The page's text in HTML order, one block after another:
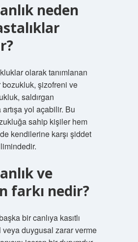
neden
olarak tanımlanan
şizofreni ve
saldırgan
yol açabilir. Bu
sahip kişiler hem
kendilerine karşı şiddet
ve
farkı nedir?
bir canlıya kasıtlı
duygusal zarar verme